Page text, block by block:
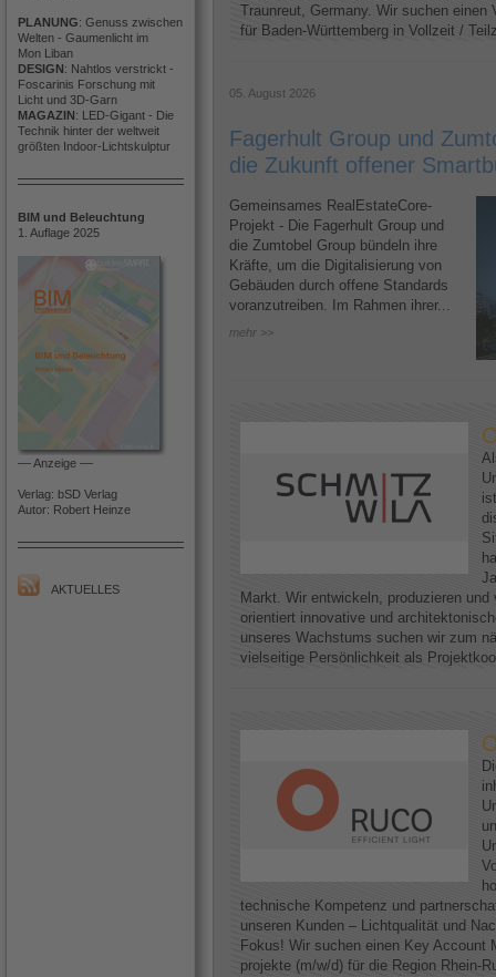
PLANUNG: Genuss zwischen
Welten - Gaumenlicht im
Mon Liban
DESIGN: Nahtlos verstrickt -
Foscarinis Forschung mit
Licht und 3D-Garn
MAGAZIN: LED-Gigant - Die
Technik hinter der weltweit
größten Indoor-Lichtskulptur
BIM und Beleuchtung
1. Auflage 2025
–– Anzeige ––
Verlag: bSD Verlag
Autor: Robert Heinze
AKTUELLES
Traunreut, Germany. Wir suchen einen
für Baden-Württemberg in Vollzeit /
05. August 2026
Fagerhult Group und
die Zukunft offener
Gemeinsames RealEstateCore-
Projekt - Die Fagerhult Group und
die Zumtobel Group bündeln ihre
Kräfte, um die Digitalisierung von
Gebäuden durch offene Standards
voranzutreiben. Im Rahmen ihrer...
mehr >>
Markt. Wir entwickeln, produzieren
orientiert innovative und
unseres Wachstums suchen wir zum
vielseitige Persönlichkeit als
technische Kompetenz und
unseren Kunden – Lichtqualität und
Fokus! Wir suchen einen Key Account
projekte (m/w/d) für die Region Rhein-